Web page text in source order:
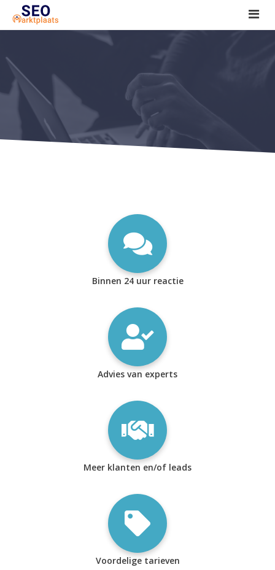
SEO tools reviews
Marketeer bij jou in de buurt?
Offerte
1. Seo voor beginners +
2. Onderzoeken +
Binnen 24 uur reactie
Advies van experts
Meer klanten en/of leads
Voordelige tarieven